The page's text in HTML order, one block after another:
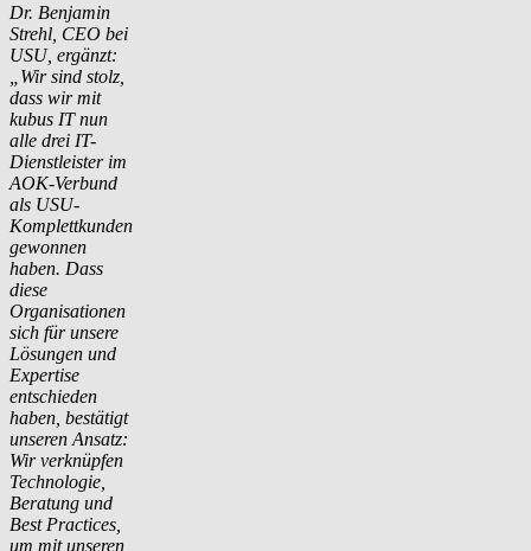
Dr. Benjamin
Strehl, CEO bei
USU, ergänzt:
„Wir sind stolz,
dass wir mit
kubus IT nun
alle drei IT-
Dienstleister im
AOK-Verbund
als USU-
Komplettkunden
gewonnen
haben. Dass
diese
Organisationen
sich für unsere
Lösungen und
Expertise
entschieden
haben, bestätigt
unseren Ansatz:
Wir verknüpfen
Technologie,
Beratung und
Best Practices,
um mit unseren